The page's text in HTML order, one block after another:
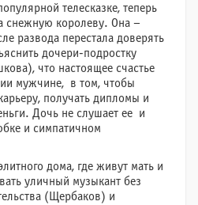
телесказке, теперь
снежную королеву. Она –
развода перестала доверять
дочери-подростку
что настоящее счастье
мужчине, в том, чтобы
получать дипломы и
Дочь не слушает ее и
и симпатичном
дома, где живут мать и
уличный музыкант без
(Щербаков) и